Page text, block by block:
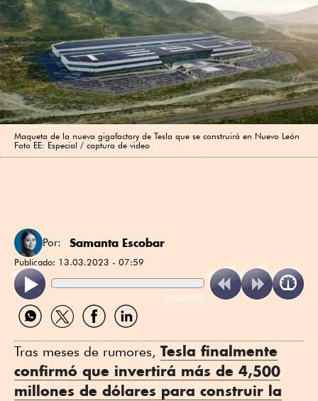
Maqueta de la nueva gigafactory de Tesla que se construirá en Nuevo León
Foto EE: Especial / captura de video
Por: Samanta Escobar
Publicado: 13.03.2023 - 07:59
ReadSpeaker
Compartir
por
Compartir
por
Compartir
por
Compartir
por
Tras meses de rumores, Tesla finalmente
confirmó que invertirá más de 4,500
millones de dólares para construir la